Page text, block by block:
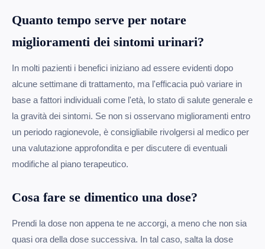
Quanto tempo serve per notare
miglioramenti dei sintomi urinari?
In molti pazienti i benefici iniziano ad essere evidenti dopo
alcune settimane di trattamento, ma l'efficacia può variare in
base a fattori individuali come l'età, lo stato di salute generale e
la gravità dei sintomi. Se non si osservano miglioramenti entro
un periodo ragionevole, è consigliabile rivolgersi al medico per
una valutazione approfondita e per discutere di eventuali
modifiche al piano terapeutico.
Cosa fare se dimentico una dose?
Prendi la dose non appena te ne accorgi, a meno che non sia
quasi ora della dose successiva. In tal caso, salta la dose